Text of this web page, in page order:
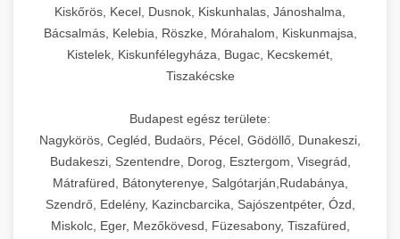
Kiskőrös, Kecel, Dusnok, Kiskunhalas, Jánoshalma,
Bácsalmás, Kelebia, Röszke, Mórahalom, Kiskunmajsa,
Kistelek, Kiskunfélegyháza, Bugac, Kecskemét,
Tiszakécske
Budapest egész területe:
Nagykörös, Cegléd, Budaörs, Pécel, Gödöllő, Dunakeszi,
Budakeszi, Szentendre, Dorog, Esztergom, Visegrád,
Mátrafüred, Bátonyterenye, Salgótarján,Rudabánya,
Szendrő, Edelény, Kazincbarcika, Sajószentpéter, Ózd,
Miskolc, Eger, Mezőkövesd, Füzesabony, Tiszafüred,